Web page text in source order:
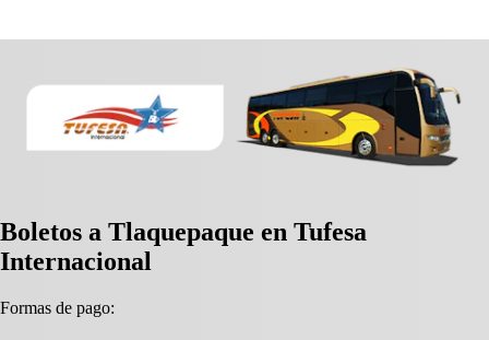
Boletos a Tlaquepaque en Tufesa
Internacional
Formas de pago: